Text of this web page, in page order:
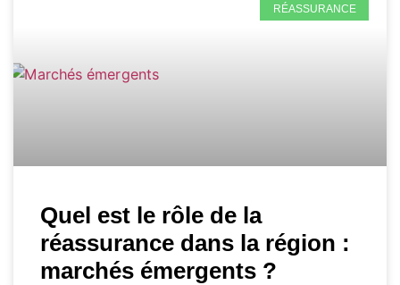
RÉASSURANCE
Quel est le rôle de la
réassurance dans la région :
marchés émergents ?